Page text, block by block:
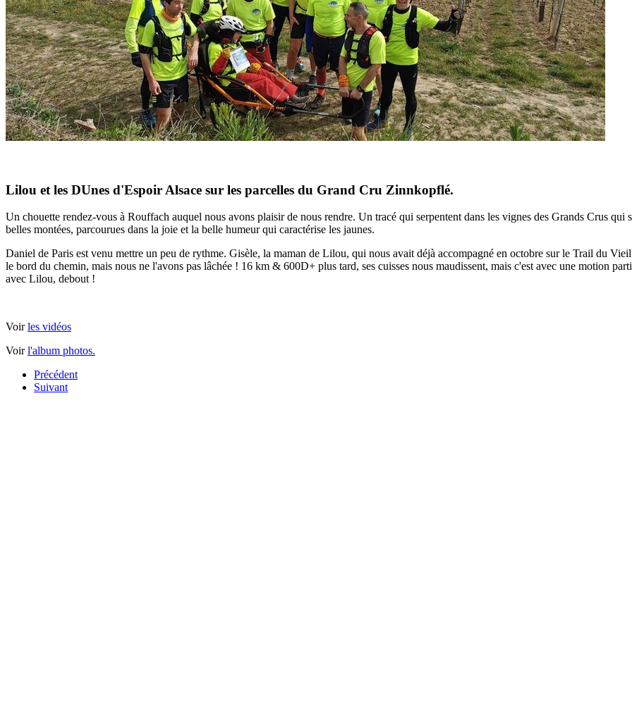
Lilou et les DUnes d'Espoir Alsace sur les parcelles du Grand Cru Zinnkopflé.
Un chouette rendez-vous à Rouffach auquel nous avons plaisir de nous rendre. Un tracé qui serpentent dans les vignes des Grands Crus
belles montées, parcourues dans la joie et la belle humeur qui caractérise les jaunes.
Daniel de Paris est venu mettre un peu de rythme. Gisèle, la maman de Lilou, qui nous avait déjà accompagné en octobre sur le Trail du
le bord du chemin, mais nous ne l'avons pas lâchée ! 16 km & 600D+ plus tard, ses cuisses nous maudissent, mais c'est avec une motion
avec Lilou, debout !
Voirles vidéos
Voirl'album photos.
Précédent
Suivant